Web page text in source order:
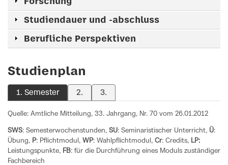
Studiendauer und -abschluss
Berufliche Perspektiven
Studienplan
1. Semester 2. 3.
Quelle: Amtliche Mitteilung, 33. Jahrgang, Nr. 70 vom 26.01.2012
SWS: Semesterwochenstunden, SU: Seminaristischer Unterricht, Ü:
Übung, P: Pflichtmodul, WP: Wahlpflichtmodul, Cr: Credits, LP:
Leistungspunkte, FB: für die Durchführung eines Moduls zuständiger
Fachbereich